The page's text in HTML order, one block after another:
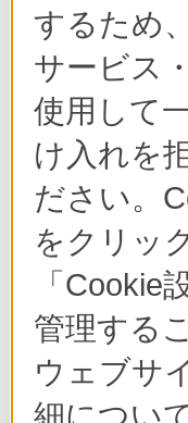
するため
サービス
使用して
け入れを
ださい。
をクリッ
「
管理する
ウェブサ
細につい